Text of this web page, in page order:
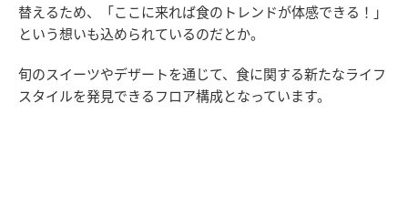
替えるため、「ここに来れば食のトレンドが体感できる！」
という想いも込められているのだとか。
旬のスイーツやデザートを通じて、食に関する新たなライフ
スタイルを発見できるフロア構成となっています。